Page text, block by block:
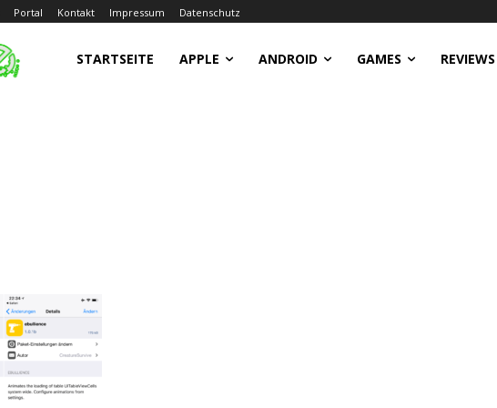
Portal Kontakt Impressum Datenschutz
STARTSEITE APPLE ANDROID GAMES REVIEWS